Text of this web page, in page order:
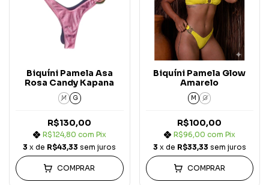
Biquíni Pamela Asa
Rosa Candy Kapana
M G
R$130,00
R$124,80 com Pix
3 x de R$43,33 sem juros
COMPRAR
Biquíni Pamela Glow
Amarelo
M G
R$100,00
R$96,00 com Pix
3 x de R$33,33 sem juros
COMPRAR